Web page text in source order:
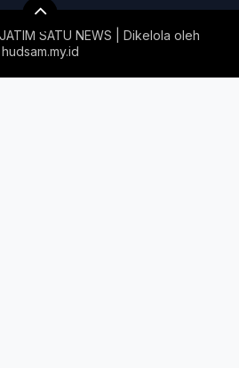
SATU NEWS | Dikelola oleh
hudsam.my.id